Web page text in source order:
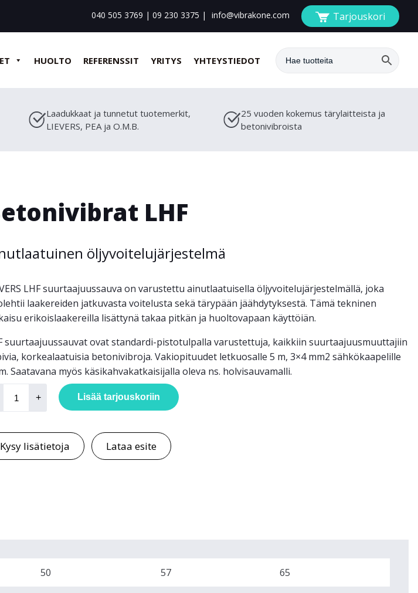
040 505 3769 |09 230 3375 | info@vibrakone.com Tarjouskori
HUOLTO REFERENSSIT YRITYS YHTEYSTIEDOT
Laadukkaat ja tunnetut tuotemerkit,
LIEVERS, PEA ja O.M.B.
25 vuoden kokemus tärylaitteista ja
betonivibroista
LHF
öljyvoitelujärjestelmä
LHF suurtaajuussauva on varustettu ainutlaatuisella öljyvoitelujärjestelmällä, joka
laakereiden jatkuvasta voitelusta sekä tärypään jäähdytyksestä. Tämä tekninen
erikoislaakereilla lisättynä takaa pitkän ja huoltovapaan käyttöiän.
suurtaajuussauvat ovat standardi-pistotulpalla varustettuja, kaikkiin suurtaajuusmuuttajiin
korkealaatuisia betonivibroja. Vakiopituudet letkuosalle 5 m, 3×4 mm2 sähkökaapelille
Saatavana myös käsikahvakatkaisijalla oleva ns. holvisauvamalli.
LHF + Lisää tarjouskoriin
Kysy lisätietoja Lataa esite
50 57 65